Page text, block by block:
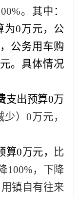
%。 其中：
为0万元，公
公务用车购
。具体情况
支出预算0万
） 0万元，
算0万元，
比
100%，下降
镇自有往来